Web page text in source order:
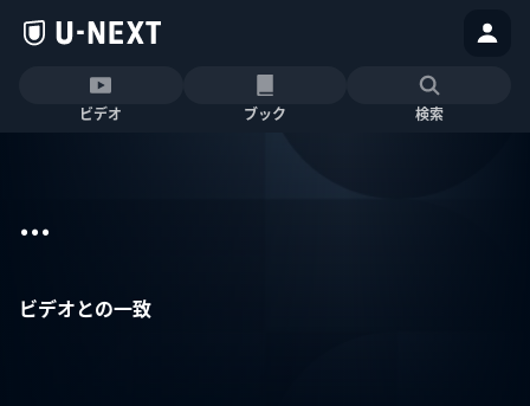
ビデオ ブック 検索
...
ビデオとの一致